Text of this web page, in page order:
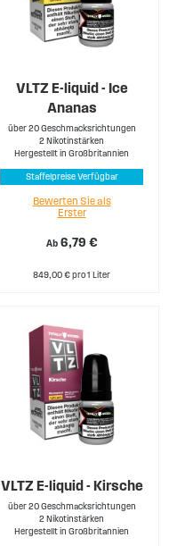
VLTZ E-liquid - Ice
Ananas
über 20 Geschmacksrichtungen
2 Nikotinstärken
Hergestellt in Großbritannien
Staffelpreise Verfügbar
Ab 6,79 €
Bewerten Sie als
Erster
849,00 € pro 1 Liter
VLTZ E-liquid - Kirsche
über 20 Geschmacksrichtungen
2 Nikotinstärken
Hergestellt in Großbritannien